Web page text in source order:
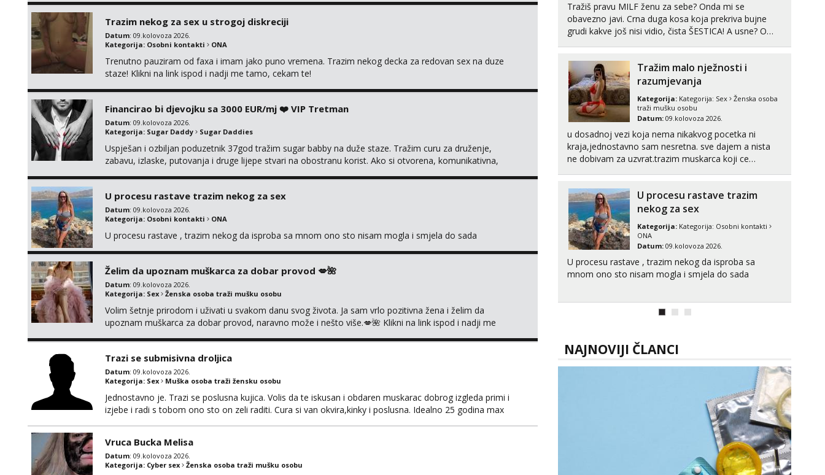
Trazim nekog za sex u strogoj diskreciji
Datum: 09.kolovoza 2026.
Kategorija: Osobni kontakti ONA
Trenutno pauziram od faxa i imam jako puno vremena. Trazim nekog decka za redovan sex na duze
staze! Klikni na link ispod i nadji me tamo, cekam te!
Financirao bi djevojku sa 3000 EUR/mj ❤️ VIP Tretman
Datum: 09.kolovoza 2026.
Kategorija: Sugar Daddy Sugar Daddies
Uspješan i ozbiljan poduzetnik 37god tražim sugar babby na duže staze. Tražim curu za druženje,
zabavu, izlaske, putovanja i druge lijepe stvari na obostranu korist. Ako si otvorena, komunikativna,
U procesu rastave trazim nekog za sex
Datum: 09.kolovoza 2026.
Kategorija: Osobni kontakti ONA
U procesu rastave , trazim nekog da isproba sa mnom ono sto nisam mogla i smjela do sada
Želim da upoznam muškarca za dobar provod 💋🌺
Datum: 09.kolovoza 2026.
Kategorija: Sex Ženska osoba traži mušku osobu
Volim šetnje prirodom i uživati u svakom danu svog života. Ja sam vrlo pozitivna žena i želim da
upoznam muškarca za dobar provod, naravno može i nešto više.💋🌺 Klikni na link ispod i nadji me
Trazi se submisivna droljica
Datum: 09.kolovoza 2026.
Kategorija: Sex Muška osoba traži žensku osobu
Jednostavno je. Trazi se poslusna kujica. Volis da te iskusan i obdaren muskarac dobrog izgleda primi i
izjebe i radi s tobom ono sto on zeli raditi. Cura si van okvira,kinky i poslusna. Idealno 25 godina max
Vruca Bucka Melisa
Datum: 09.kolovoza 2026.
Kategorija: Cyber sex Ženska osoba traži mušku osobu
Razgovaram :)
Tel:064/677-677- Kod: #74
Obavijesti me kada se oslobodi
Martina
Razgovaram :)
Tel: 064/677-677- Kod: #110
tel:0,93€ - mob:1,12€ min
Zara
Razgovaram :)
Tel:064/677-677- Kod: #123
tel:0,93€ - mob:1,12€ min
Obavijesti me kada se oslobodi
Anđela
Čekam tvoj poziv!
Tel: 064/677-677- Kod: #142
tel:0,93€ - mob:1,12€ min
Tražiš pravu MILF ženu za sebe? Onda mi se
obavezno javi. Crna duga kosa koja prekriva bujne
grudi kakve još nisi vidio, čista ŠESTICA! A usne? O
nisi vidio. Uvijek sam spremna za ONLOINE zabavu...
Tražim malo nježnosti i
razumjevanja
Kategorija: Kategorija: Sex
Ženska osoba
traži mušku osobu
Datum: 09.kolovoza 2026.
u dosadnoj vezi koja nema nikakvog pocetka ni
kraja,jednostavno sam nesretna. sve dajem a nista
ne dobivam za uzvrat.trazim muskarca koji ce
poljupce po tijelu koji me jako pale,obozavam kad
muskar...
U procesu rastave trazim
nekog za sex
Kategorija: Kategorija: Osobni kontakti
ONA
Datum: 09.kolovoza 2026.
U procesu rastave , trazim nekog da isproba sa
mnom ono sto nisam mogla i smjela do sada
NAJNOVIJI ČLANCI